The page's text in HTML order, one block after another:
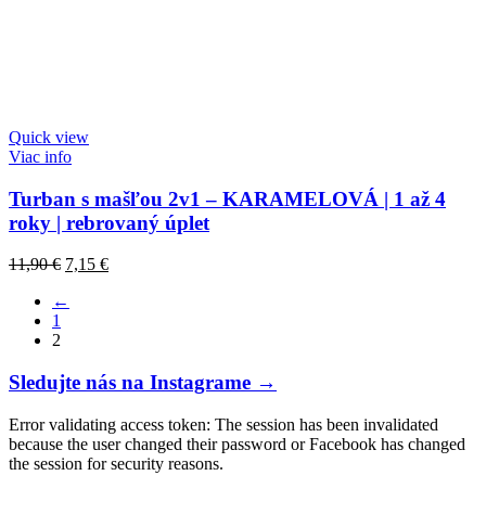
Quick view
Viac info
Turban s mašľou 2v1 – KARAMELOVÁ | 1 až 4
roky | rebrovaný úplet
11,90€ Original
was:
7,15 €Current
←
1
2
Sledujte nás na Instagrame →
Error validating access token: The session has been invalidated
because the user changed their password or Facebook has changed
the session for security reasons.